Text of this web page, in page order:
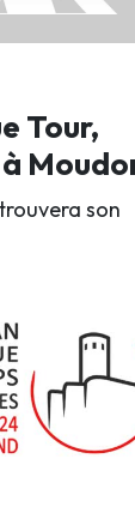
Tour,
son